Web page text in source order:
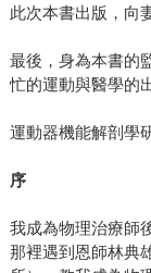
此次本書出版，向
最後，身為本書的
忙的運動與醫學的
運動器機能解剖學
序
我成為物理治療師
那裡遇到恩師林典